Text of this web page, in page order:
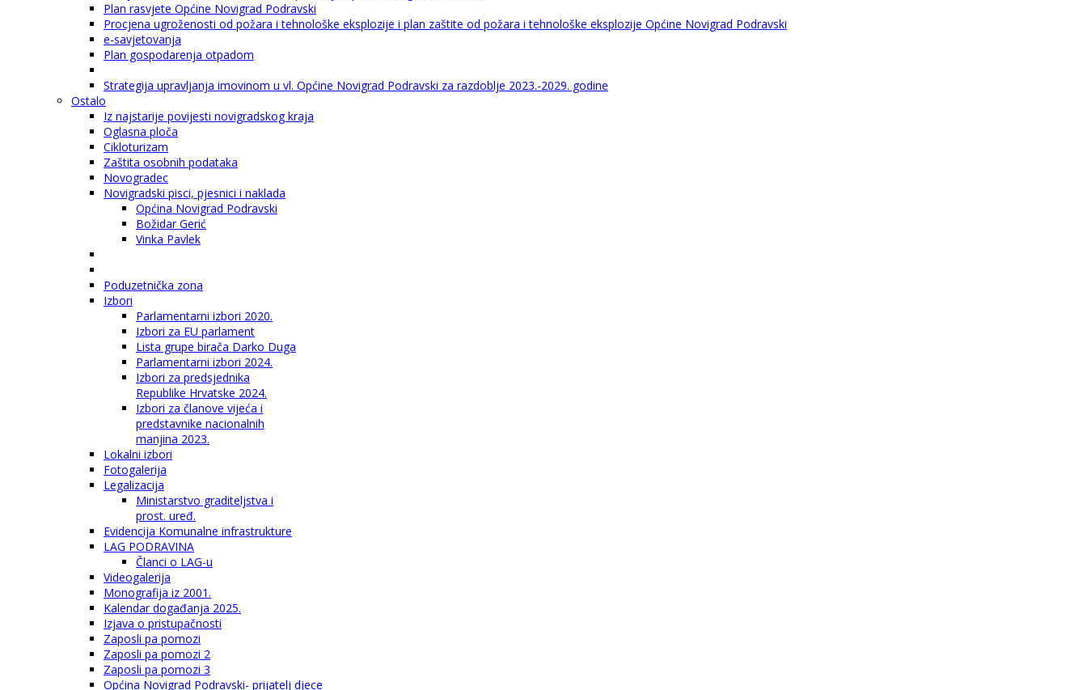
Plan rasvjete Općine Novigrad Podravski
Procjena ugroženosti od požara i tehnološke eksplozije i plan zaštite od požara i tehnološke eksplozije Općine Novigrad Podravski
e-savjetovanja
Plan gospodarenja otpadom
Strategija upravljanja imovinom u vl. Općine Novigrad Podravski za razdoblje 2023.-2029. godine
Ostalo
Iz najstarije povijesti novigradskog kraja
Oglasna ploča
Cikloturizam
Zaštita osobnih podataka
Novogradec
Novigradski pisci, pjesnici i naklada
Općina Novigrad Podravski
Božidar Gerić
Vinka Pavlek
Poduzetnička zona
Izbori
Parlamentarni izbori 2020.
Izbori za EU parlament
Lista grupe birača Darko Duga
Parlamentarni izbori 2024.
Izbori za predsjednika
Republike Hrvatske 2024.
Izbori za članove vijeća i
predstavnike nacionalnih
manjina 2023.
Lokalni izbori
Fotogalerija
Legalizacija
Ministarstvo graditeljstva i
prost. uređ.
Evidencija Komunalne infrastrukture
LAG PODRAVINA
Članci o LAG-u
Videogalerija
Monografija iz 2001.
Kalendar događanja 2025.
Izjava o pristupačnosti
Zaposli pa pomozi
Zaposli pa pomozi 2
Zaposli pa pomozi 3
Općina Novigrad Podravski- prijatelj djece